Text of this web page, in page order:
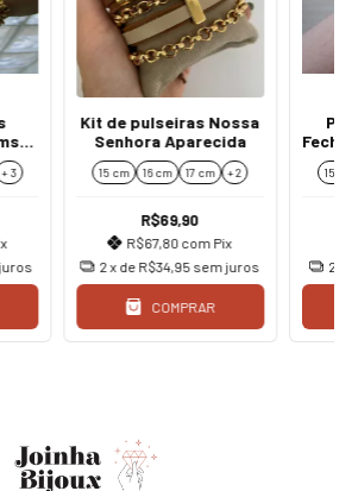
+ 3
Kit de pulseiras Nossa
Senhora Aparecida
15 cm 16 cm 17 cm + 2
R$69,90
R$67,80 com Pix
2 x de R$34,95 sem juros
COMPRAR
15
2